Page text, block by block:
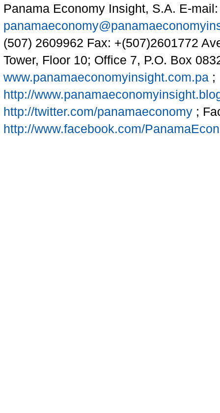
Panama Economy Insight, S.A. E-mail:
(507) 2609962 Fax: +(507)2601772
Tower, Floor 10; Office 7, P.O. Box
www.panamaeconomyinsight.com.pa;
http://
http://twitter.com/panamaeconomy;
http://www.facebook.com/